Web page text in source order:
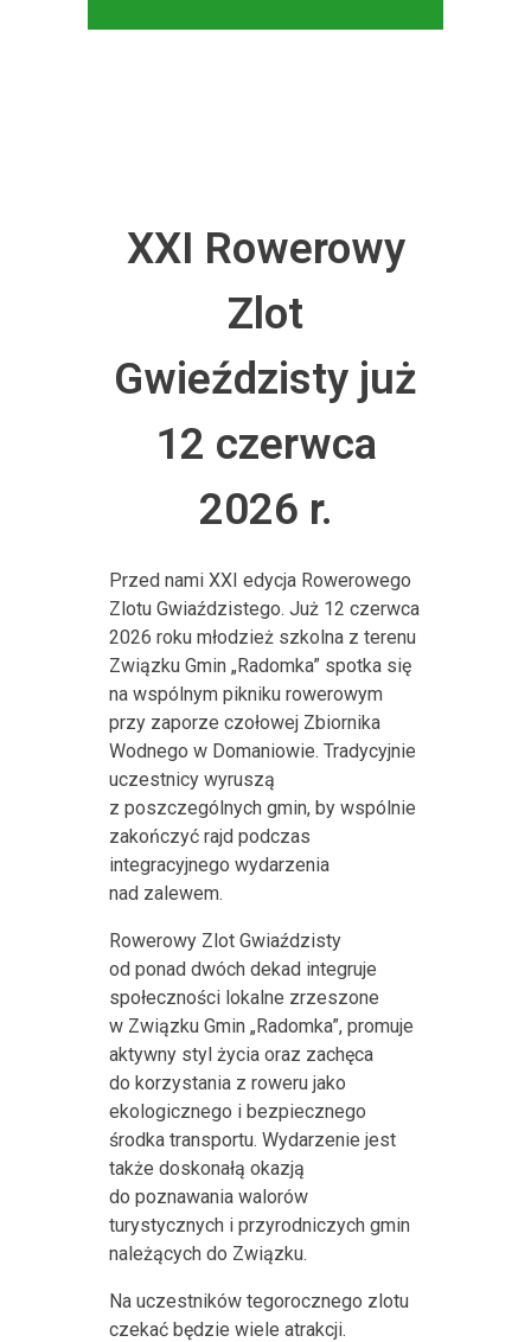
XXI Rowerowy
Zlot
Gwieździsty już
12 czerwca
2026 r.
Przed nami XXI edycja Rowerowego
Zlotu Gwiaździstego. Już 12 czerwca
2026 roku młodzież szkolna z terenu
Związku Gmin „Radomka” spotka się
na wspólnym pikniku rowerowym
przy zaporze czołowej Zbiornika
Wodnego w Domaniowie. Tradycyjnie
uczestnicy wyruszą
z poszczególnych gmin, by wspólnie
zakończyć rajd podczas
integracyjnego wydarzenia
nad zalewem.
Rowerowy Zlot Gwiaździsty
od ponad dwóch dekad integruje
społeczności lokalne zrzeszone
w Związku Gmin „Radomka”, promuje
aktywny styl życia oraz zachęca
do korzystania z roweru jako
ekologicznego i bezpiecznego
środka transportu. Wydarzenie jest
także doskonałą okazją
do poznawania walorów
turystycznych i przyrodniczych gmin
należących do Związku.
Na uczestników tegorocznego zlotu
czekać będzie wiele atrakcji.